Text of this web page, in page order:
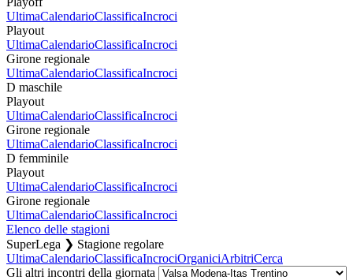
UltimaCalendarioClassificaIncroci
Playout
UltimaCalendarioClassificaIncroci
Girone regionale
UltimaCalendarioClassificaIncroci
D maschile
Playout
UltimaCalendarioClassificaIncroci
Girone regionale
UltimaCalendarioClassificaIncroci
D femminile
Playout
UltimaCalendarioClassificaIncroci
Girone regionale
UltimaCalendarioClassificaIncroci
Elenco delle stagioni
SuperLega ❯ Stagione regolare
UltimaCalendarioClassificaIncrociOrganiciArbitriCerca
Gli altri incontri della giornata